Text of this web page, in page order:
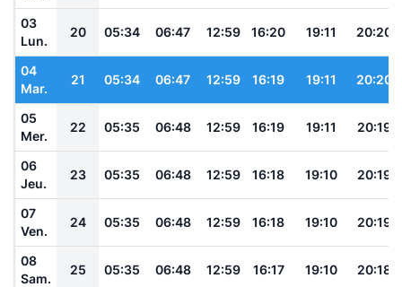
03
Lun.
20 05:34 06:47 12:59 16:20 19:11 20:20
04
Mar.
21 05:34 06:47 12:59 16:19 19:11 20:20
05
Mer.
22 05:35 06:48 12:59 16:19 19:11 20:19
06
Jeu.
23 05:35 06:48 12:59 16:18 19:10 20:19
07
Ven.
24 05:35 06:48 12:59 16:18 19:10 20:19
08
Sam.
25 05:35 06:48 12:59 16:17 19:10 20:18